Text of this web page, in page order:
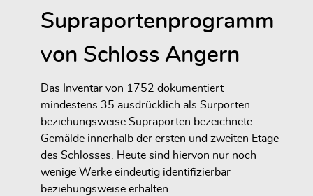
Supraportenprogramm
von Schloss Angern
Das Inventar von 1752 dokumentiert
mindestens 35 ausdrücklich als Surporten
beziehungsweise Supraporten bezeichnete
Gemälde innerhalb der ersten und zweiten Etage
des Schlosses. Heute sind hiervon nur noch
wenige Werke eindeutig identifizierbar
beziehungsweise erhalten.